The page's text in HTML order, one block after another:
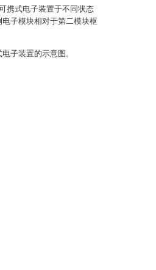
携式电子装置于不同状态
子模块相对于第二模块枢
子装置的示意图。